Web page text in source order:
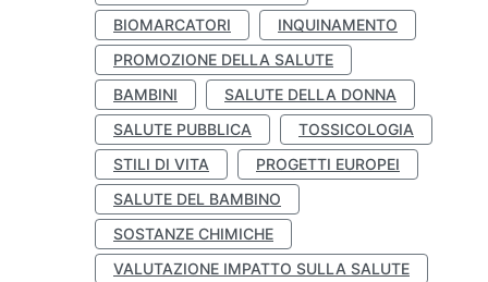
BIOMARCATORI
INQUINAMENTO
PROMOZIONE DELLA SALUTE
BAMBINI
SALUTE DELLA DONNA
SALUTE PUBBLICA
TOSSICOLOGIA
STILI DI VITA
PROGETTI EUROPEI
SALUTE DEL BAMBINO
SOSTANZE CHIMICHE
VALUTAZIONE IMPATTO SULLA SALUTE